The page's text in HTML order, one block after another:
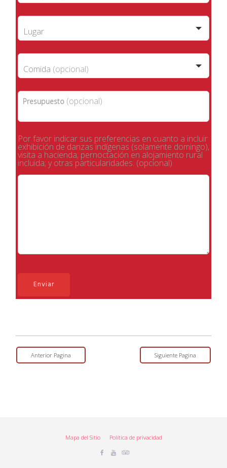
Lugar
Comida (opcional)
Presupuesto (opcional)
Por favor indicar sus preferencias en cuanto a incluir
exhibición de danzas indígenas (solamente domingo),
visita a hacienda; pernoctación en alojamiento rural
incluida; y otras particularidades. (opcional)
Enviar
Anterior Pagina Siguiente Pagina
Mapa del Sitio Política de privacidad